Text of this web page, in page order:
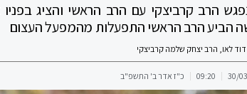
הרב קרביצקי עם הרב הראשי והציג
הביע הרב הראשי התפעלות מהמפעל העצום
לאו, הרב יצחק שלמה קרביצקי
30/
09:20 כ"ז אדר ב' התשפ"ב